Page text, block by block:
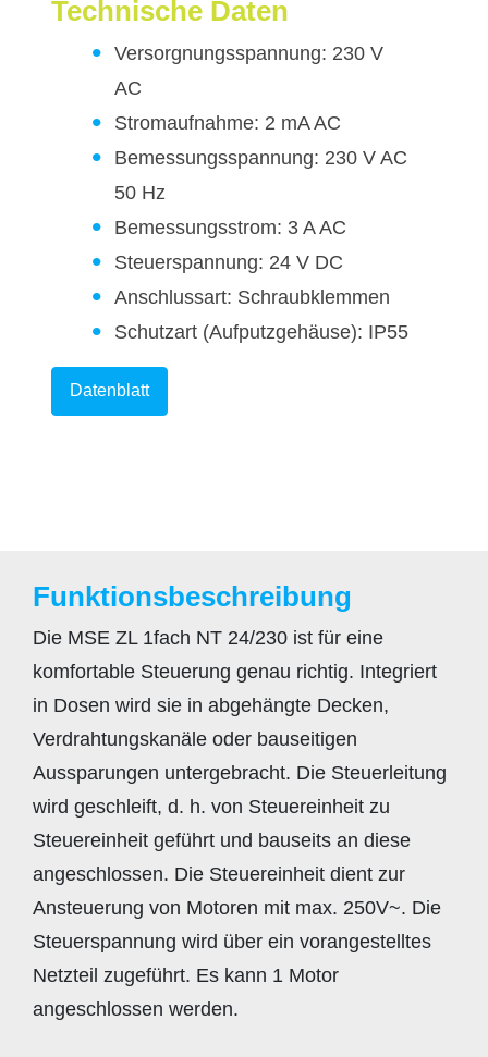
Technische Daten
Versorgnungsspannung: 230 V
AC
Stromaufnahme: 2 mA AC
Bemessungsspannung: 230 V AC
50 Hz
Bemessungsstrom: 3 A AC
Steuerspannung: 24 V DC
Anschlussart: Schraubklemmen
Schutzart (Aufputzgehäuse): IP55
Datenblatt
Funktionsbeschreibung
Die MSE ZL 1fach NT 24/230 ist für eine
komfortable Steuerung genau richtig. Integriert
in Dosen wird sie in abgehängte Decken,
Verdrahtungskanäle oder bauseitigen
Aussparungen untergebracht. Die Steuerleitung
wird geschleift, d. h. von Steuereinheit zu
Steuereinheit geführt und bauseits an diese
angeschlossen. Die Steuereinheit dient zur
Ansteuerung von Motoren mit max. 250V~. Die
Steuerspannung wird über ein vorangestelltes
Netzteil zugeführt. Es kann 1 Motor
angeschlossen werden.